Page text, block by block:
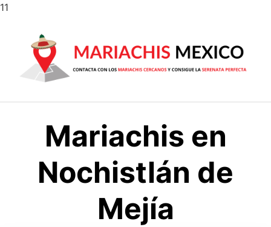
11
contenido
Mariachis en
Nochistlán de
Mejía